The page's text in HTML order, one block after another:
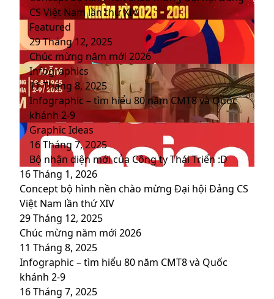
CS Việt Nam lần thứ XIV
Featured
29 Tháng 12, 2025
Chúc mừng năm mới 2026
Infographics
11 Tháng 8, 2025
Infographic – tìm hiểu 80 năm CMT8 và Quốc
khánh 2-9
Graphic Ideas
16 Tháng 7, 2025
Bộ nhận diện mới của Công ty Thái Triển :D
16 Tháng 1, 2026
Concept bộ hình nền chào mừng Đại hội Đảng CS
Việt Nam lần thứ XIV
29 Tháng 12, 2025
Chúc mừng năm mới 2026
11 Tháng 8, 2025
Infographic – tìm hiểu 80 năm CMT8 và Quốc
khánh 2-9
16 Tháng 7, 2025